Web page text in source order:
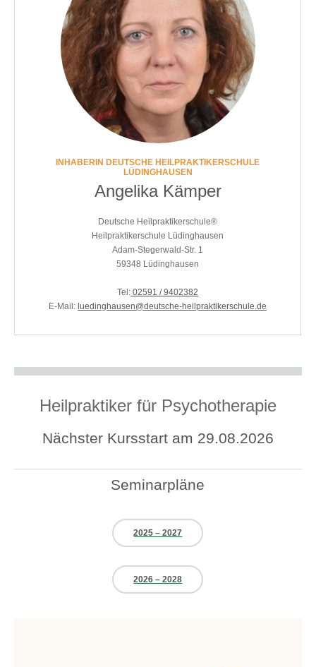
INHABERIN DEUTSCHE HEILPRAKTIKERSCHULE
LÜDINGHAUSEN
Angelika Kämper
Deutsche Heilpraktikerschule®
Heilpraktikerschule Lüdinghausen
Adam-Stegerwald-Str. 1
59348 Lüdinghausen
Tel: 02591 / 9402382
E-Mail: luedinghausen@deutsche-heilpraktikerschule.de
Heilpraktiker für Psychotherapie
Nächster Kursstart am 29.08.2026
Seminarpläne
2025 – 2027
2026 – 2028